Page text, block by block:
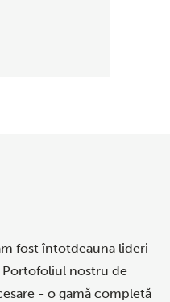
fost întotdeauna lideri
Portofoliul nostru de
- o gamă completă